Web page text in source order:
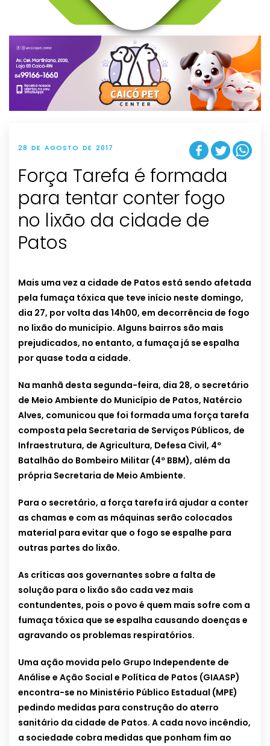
v
g
t
i
o
n
28 DE AGOSTO DE 2017
Força Tarefa é formada
para tentar conter fogo
no lixão da cidade de
Patos
Mais uma vez a cidade de Patos está sendo afetada
pela fumaça tóxica que teve início neste domingo,
dia 27, por volta das 14h00, em decorrência de fogo
no lixão do município. Alguns bairros são mais
prejudicados, no entanto, a fumaça já se espalha
por quase toda a cidade.
Na manhã desta segunda-feira, dia 28, o secretário
de Meio Ambiente do Município de Patos, Natércio
Alves, comunicou que foi formada uma força tarefa
composta pela Secretaria de Serviços Públicos, de
Infraestrutura, de Agricultura, Defesa Civil, 4º
Batalhão do Bombeiro Militar (4º BBM), além da
própria Secretaria de Meio Ambiente.
Para o secretário, a força tarefa irá ajudar a conter
as chamas e com as máquinas serão colocados
material para evitar que o fogo se espalhe para
outras partes do lixão.
As críticas aos governantes sobre a falta de
solução para o lixão são cada vez mais
contundentes, pois o povo é quem mais sofre com a
fumaça tóxica que se espalha causando doenças e
agravando os problemas respiratórios.
Uma ação movida pelo Grupo Independente de
Análise e Ação Social e Política de Patos (GIAASP)
encontra-se no Ministério Público Estadual (MPE)
pedindo medidas para construção do aterro
sanitário da cidade de Patos. A cada novo incêndio,
a sociedade cobra medidas que ponham fim ao